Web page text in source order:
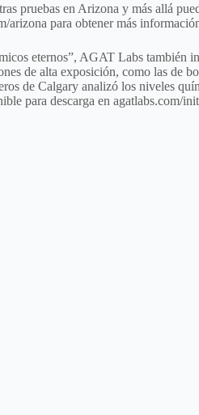
pruebas en Arizona y más allá
arizona para obtener más
eternos”, AGAT Labs también
de alta exposición, como las de
de Calgary analizó los niveles
para descarga en agatlabs.com/